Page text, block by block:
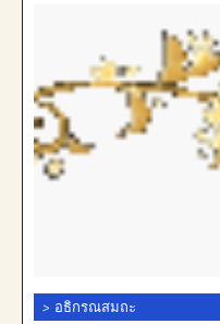
> อธิกรณสมถะ